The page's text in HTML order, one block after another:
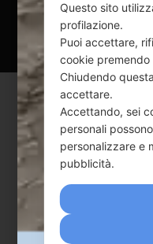
Questo sito è
Privacy Policy e
Questo sito
profilazione.
Puoi accettare,
cookie
Chiudendo
accettare.
Accettando, sei
personali
personalizzare e
pubblicità.